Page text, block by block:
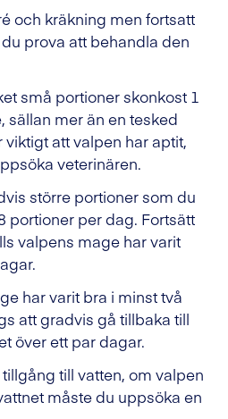
och kräkning men fortsatt
prova att behandla den
små portioner skonkost 1
sällan mer än en tesked
viktigt att valpen har aptit,
veterinären.
större portioner som du
portioner per dag. Fortsätt
valpens mage har varit
har varit bra i minst två
att gradvis gå tillbaka till
över ett par dagar.
till vatten, om valpen
måste du uppsöka en